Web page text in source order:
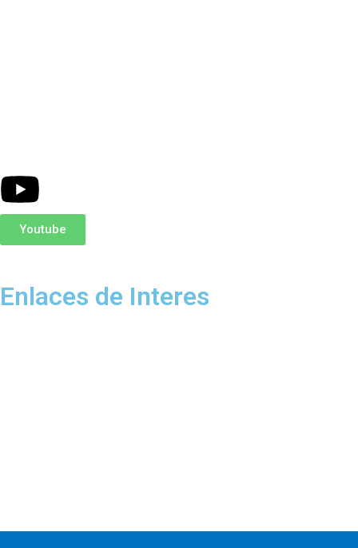
Youtube
Enlaces de Interes